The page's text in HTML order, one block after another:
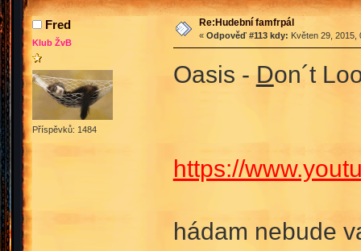
Fred
Klub ŽvB
Příspěvků: 1484
Re:Hudební famfrpál
« Odpověď #113 kdy: Květen 29, 2015,
Oasis - Don´t
https://
hádam nebude